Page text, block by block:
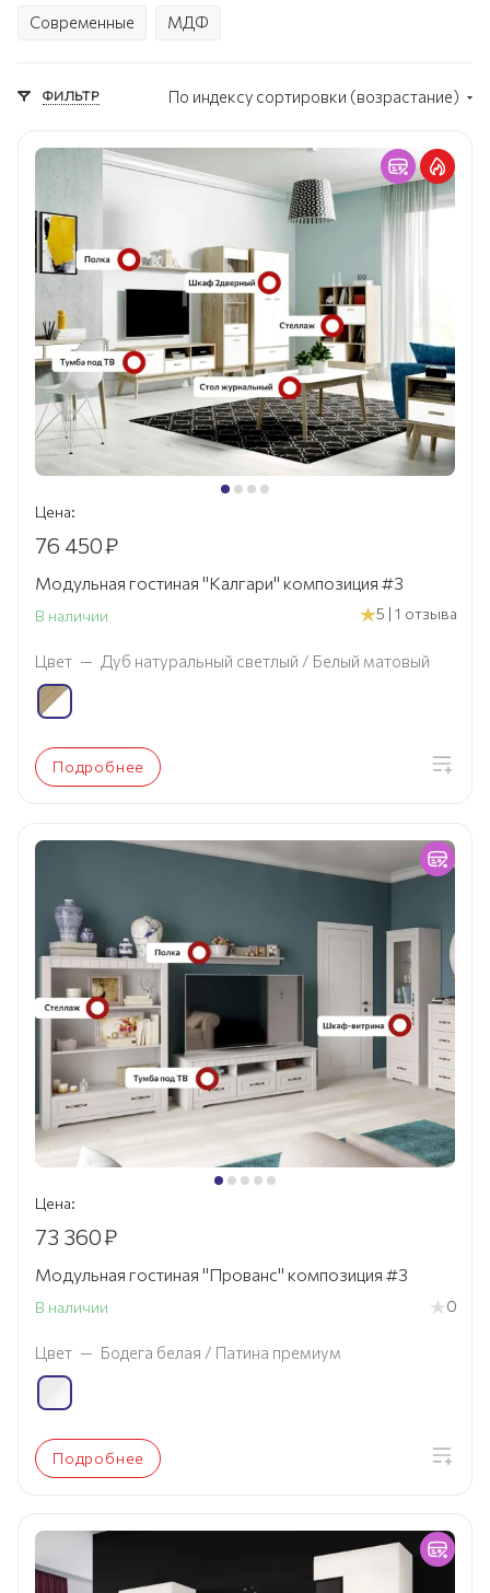
Современные МДФ
ФИЛЬТР По индексу сортировки (возрастание)
Цена:
76 450₽
Модульная гостиная "Калгари" композиция #3
В наличии 5 | 1 отзыва
Цвет — Дуб натуральный светлый / Белый матовый
Подробнее
Цена:
73 360₽
Модульная гостиная "Прованс" композиция #3
В наличии 0
Цвет — Бодега белая / Патина премиум
Подробнее